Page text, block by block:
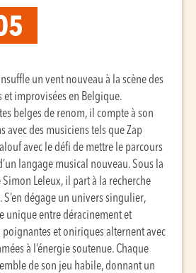
un vent nouveau à la scène des
et improvisées en Belgique.
belges de renom, il compte à son
avec des musiciens tels que Zap
avec le défi de mettre le parcours
langage musical nouveau. Sous la
Leleux, il part à la recherche
dégage un univers singulier,
unique entre déracinement et
poignantes et oniriques alternent avec
à l’énergie soutenue. Chaque
de son jeu habile, donnant un